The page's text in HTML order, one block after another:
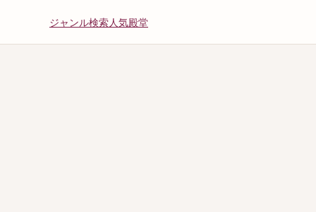
ジャンル検索人気殿堂